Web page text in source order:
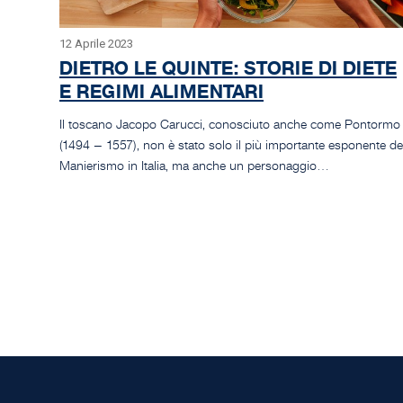
12 Aprile 2023
DIETRO LE QUINTE: STORIE DI DIETE
E REGIMI ALIMENTARI
Il toscano Jacopo Carucci, conosciuto anche come Pontormo
(1494 – 1557), non è stato solo il più importante esponente
Manierismo in Italia, ma anche un personaggio…